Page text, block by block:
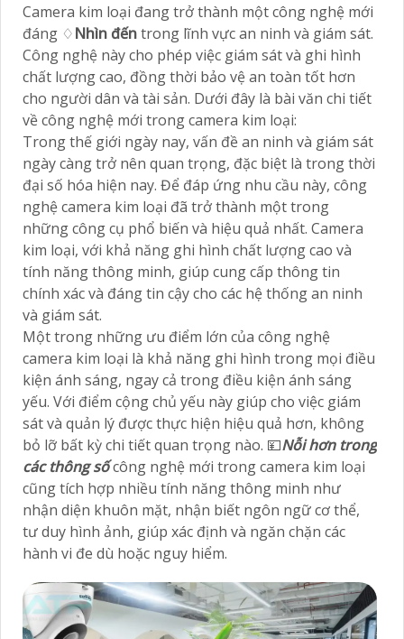
Camera kim loại đang trở thành một công nghệ mới
đáng ♢Nhìn đếntrong lĩnh vực an ninh và giám sát.
Công nghệ này cho phép việc giám sát và ghi hình
chất lượng cao, đồng thời bảo vệ an toàn tốt hơn
cho người dân và tài sản. Dưới đây là bài văn chi tiết
về công nghệ mới trong camera kim loại:
Trong thế giới ngày nay, vấn đề an ninh và giám sát
ngày càng trở nên quan trọng, đặc biệt là trong thời
đại số hóa hiện nay. Để đáp ứng nhu cầu này, công
nghệ camera kim loại đã trở thành một trong
những công cụ phổ biến và hiệu quả nhất. Camera
kim loại, với khả năng ghi hình chất lượng cao và
tính năng thông minh, giúp cung cấp thông tin
chính xác và đáng tin cậy cho các hệ thống an ninh
và giám sát.
Một trong những ưu điểm lớn của công nghệ
camera kim loại là khả năng ghi hình trong mọi điều
kiện ánh sáng, ngay cả trong điều kiện ánh sáng
yếu. Với điểm cộng chủ yếu này giúp cho việc giám
sát và quản lý được thực hiện hiệu quả hơn, không
bỏ lỡ bất kỳ chi tiết quan trọng nào. 💴Nỗi hơn trong
các thông sốcông nghệ mới trong camera kim loại
cũng tích hợp nhiều tính năng thông minh như
nhận diện khuôn mặt, nhận biết ngôn ngữ cơ thể,
tư duy hình ảnh, giúp xác định và ngăn chặn các
hành vi đe dù hoặc nguy hiểm.